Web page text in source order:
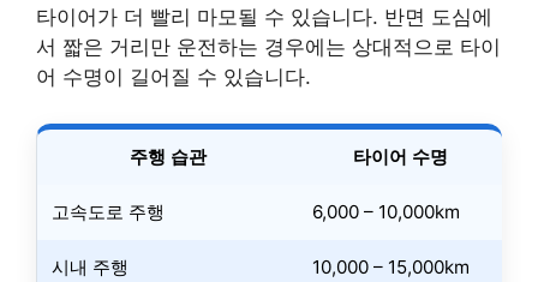
타이어가 더 빨리 마모될 수 있습니다. 반면 도심에
서 짧은 거리만 운전하는 경우에는 상대적으로 타이
어 수명이 길어질 수 있습니다.
주행 습관 타이어 수명
고속도로 주행 6,000 – 10,000km
시내 주행 10,000 – 15,000km